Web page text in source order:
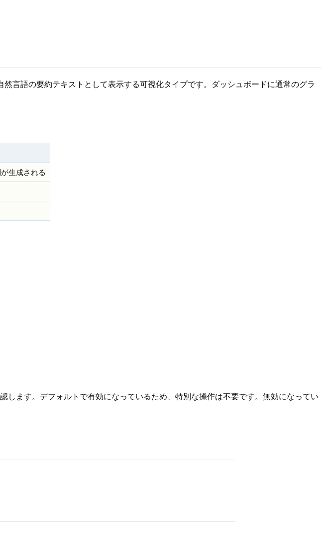
言語の要約テキストとして表示する可視化タイプです。ダッシュボードに通常のグラ
生成される
します。デフォルトで有効になっているため、特別な操作は不要です。無効になってい